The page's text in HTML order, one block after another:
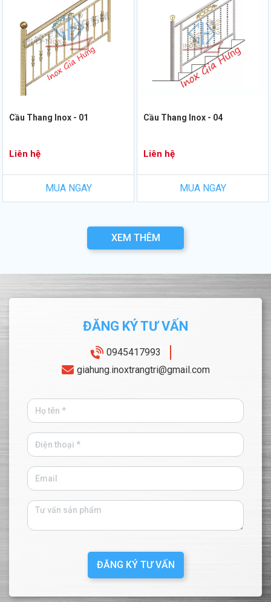
Cầu Thang Inox - 01
Liên hệ
MUA NGAY
Cầu Thang Inox - 04
Liên hệ
MUA NGAY
XEM THÊM
ĐĂNG KÝ TƯ VẤN
0945417993
giahung.inoxtrangtri@gmail.com
ĐĂNG KÝ TƯ VẤN